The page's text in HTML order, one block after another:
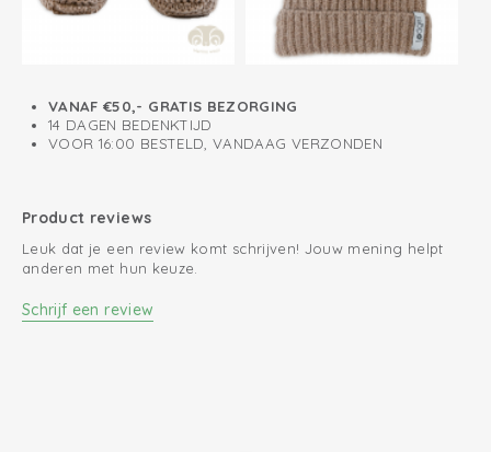
VANAF €50,- GRATIS BEZORGING
14 DAGEN BEDENKTIJD
VOOR 16:00 BESTELD, VANDAAG VERZONDEN
Product reviews
Leuk dat je een review komt schrijven! Jouw mening helpt
anderen met hun keuze.
Schrijf een review